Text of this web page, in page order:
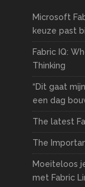
Microsoft
keuze past
Fabric IQ:
Thinking
“Dit gaat
een dag
The latest
The
Moeiteloos
met Fabric